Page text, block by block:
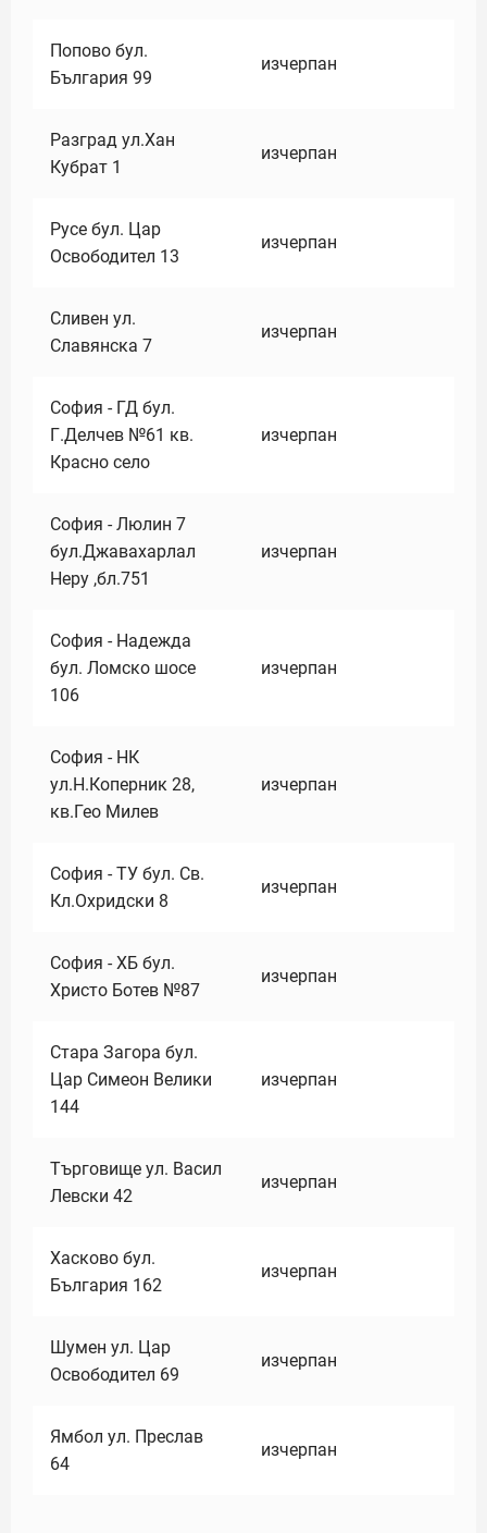
Попово бул.
България 99
изчерпан
Разград ул.Хан
Кубрат 1
изчерпан
Русе бул. Цар
Освободител 13
изчерпан
Сливен ул.
Славянска 7
изчерпан
София - ГД бул.
Г.Делчев №61 кв.
Красно село
изчерпан
София - Люлин 7
бул.Джавахарлал
Неру ,бл.751
изчерпан
София - Надежда
бул. Ломско шосе
106
изчерпан
София - НК
ул.Н.Коперник 28,
кв.Гео Милев
изчерпан
София - ТУ бул. Св.
Кл.Охридски 8
изчерпан
София - ХБ бул.
Христо Ботев №87
изчерпан
Стара Загора бул.
Цар Симеон Велики
144
изчерпан
Търговище ул. Васил
Левски 42
изчерпан
Хасково бул.
България 162
изчерпан
Шумен ул. Цар
Освободител 69
изчерпан
Ямбол ул. Преслав
64
изчерпан